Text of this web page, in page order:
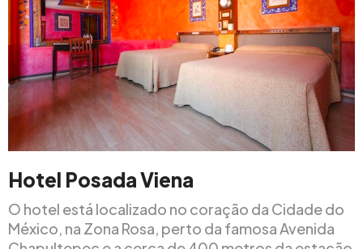
Hotel Posada Viena
O hotel está localizado no coração da Cidade do
México, na Zona Rosa, perto da famosa Avenida